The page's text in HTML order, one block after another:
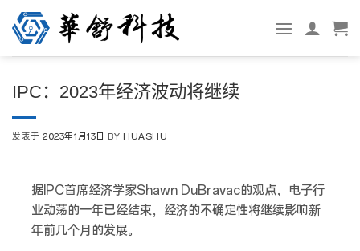
IPC：2023年经济波动将继续
发表于2023年1月13日 BY HUASHU
据IPC首席经济学家Shawn DuBravac的观点，电子行
业动荡的一年已经结束，经济的不确定性将继续影响新
年前几个月的发展。